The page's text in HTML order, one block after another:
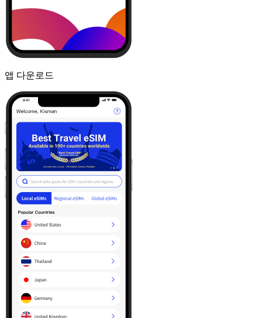
앱 다운로드